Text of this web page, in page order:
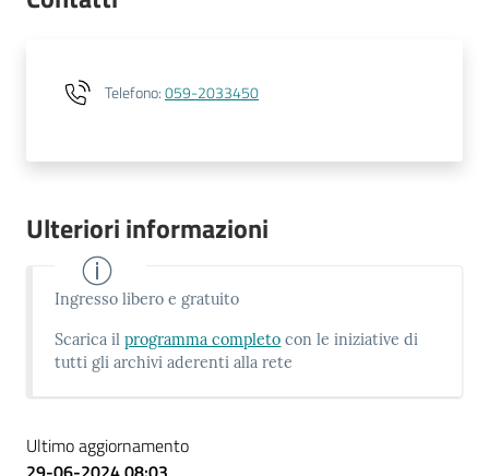
Telefono:059-2033450
Ulteriori informazioni
Ingresso libero e gratuito
Scarica ilprogramma completo con le iniziative di
tutti gli archivi aderenti alla rete
Ultimo aggiornamento